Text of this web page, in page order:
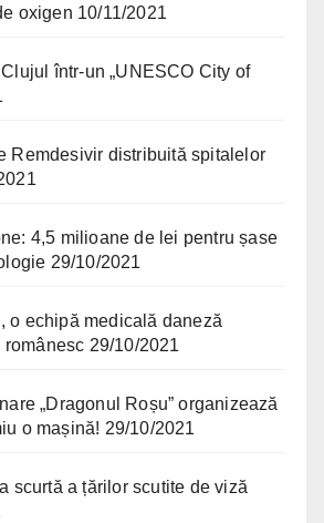
oxigen 10/11/2021
într-un „UNESCO City of
Remdesivir distribuită spitalelor
4,5 milioane de lei pentru șase
29/10/2021
o echipă medicală daneză
29/10/2021
„Dragonul Roșu” organizează
o mașină! 29/10/2021
scurtă a țărilor scutite de viză